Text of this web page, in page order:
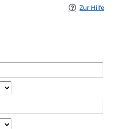
Zur Hilfe